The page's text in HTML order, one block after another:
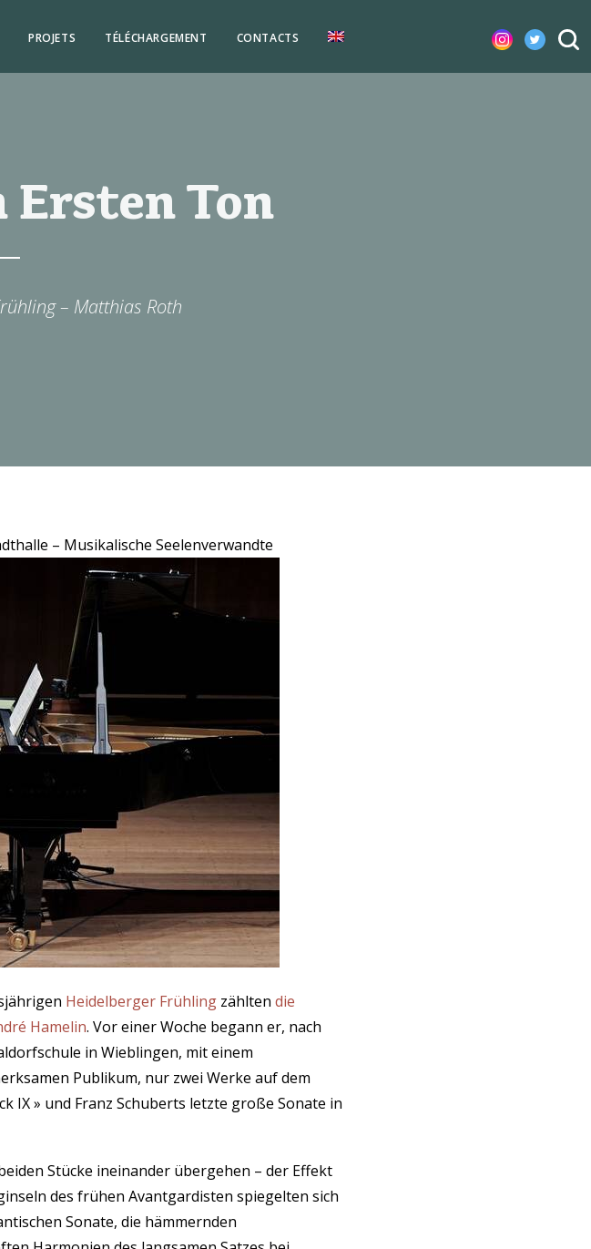
PROJETS TÉLÉCHARGEMENT CONTACTS
Ersten Ton
– Matthias Roth
– Musikalische Seelenverwandte
Heidelberger Frühlingzählten die
Hamelin. Vor einer Woche begann er, nach
in Wieblingen, mit einem
Publikum, nur zwei Werke auf dem
IX » und Franz Schuberts letzte große Sonate in
Stücke ineinander übergehen – der Effekt
des frühen Avantgardisten spiegelten sich
Sonate, die hämmernden